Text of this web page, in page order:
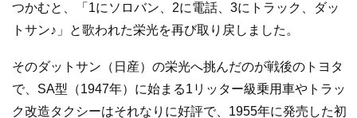
つかむと、「1にソロバン、2に電話、3にトラック、ダッ
トサン♪」と歌われた栄光を再び取り戻しました。
そのダットサン（日産）の栄光へ挑んだのが戦後のトヨタ
で、SA型（1947年）に始まる1リッター級乗用車やトラッ
ク改造タクシーはそれなりに好評で、1955年に発売した初